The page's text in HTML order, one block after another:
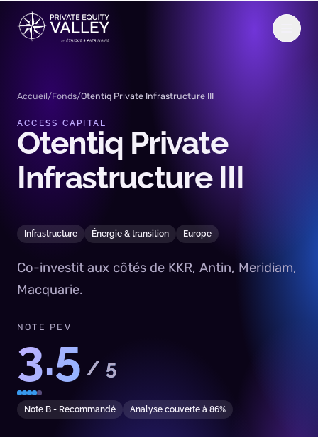
Aller au contenu
Accueil/Fonds/Otentiq Private Infrastructure III
ACCESS CAPITAL
Otentiq Private
Infrastructure III
Infrastructure Énergie & transition Europe
Co-investit aux côtés de KKR, Antin, Meridiam,
Macquarie.
NOTE PEV
3.5 / 5
Note B - Recommandé Analyse couverte à 86%